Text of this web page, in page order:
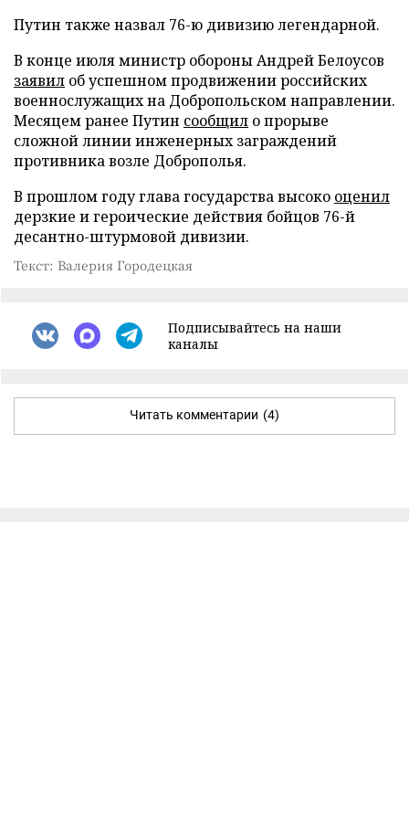
Путин также назвал 76-ю дивизию легендарной.
В конце июля министр обороны Андрей Белоусов
заявил об успешном продвижении российских
военнослужащих на Добропольском направлении.
Месяцем ранее Путин сообщил о прорыве
сложной линии инженерных заграждений
противника возле Доброполья.
В прошлом году глава государства высоко оценил
дерзкие и героические действия бойцов 76-й
десантно-штурмовой дивизии.
Текст: Валерия Городецкая
Подписывайтесь на наши
каналы
Читать комментарии (4)